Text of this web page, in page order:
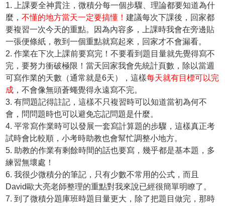
1. 上課要全神貫注，微積分每一個步驟、理論都要知道為什
麼，不懂的地方當天一定要搞懂！建議每次下課後，回家都
要複習一次今天的重點。因為內容多，上課時我會在旁邊貼
一張便條紙，教到一個重點就寫起來，回家才不會漏看。
2. 作業在下次上課前要寫完！不要看到題目量就先覺得寫不
完，要努力衝破極限！當天回家我會先統計頁數，除以當週
可寫作業的天數（通常就是6天），這樣每天就有目標可以完
成 ，不會像無頭蒼蠅覺得永遠寫不完。
3. 有問題記得註記，這樣不只複習時可以知道當初為何不
會，問問題時也可以避免忘記問題是什麼。
4. 平常寫作業時可以發展一套寫計算題的步驟，這樣真正考
試時會比較順，小考時助教也會幫忙調整小地方。
5. 助教的作業有剩餘時間的話也要寫，幾乎都是基本題，多
練習無壞處！
6. 我很少微積分的筆記，只有少數不常用的公式，而且
David歐大亮老師整理的重點對我來說已經很簡單明瞭了。
7. 到了微積分題庫班時題目量更大，除了把題目做完，那時